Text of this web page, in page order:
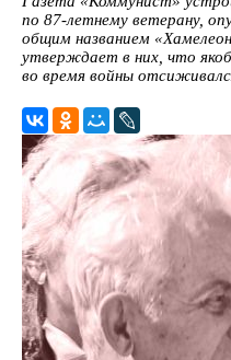
по 87-летнему ветерану,
общим названием
утверждает в них, что
во время войны